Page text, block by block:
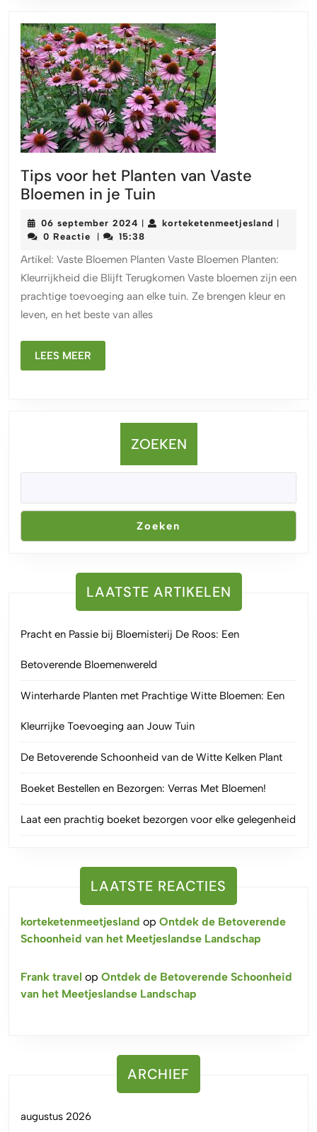
Tips voor het Planten van Vaste
Bloemen in je Tuin
het
van
Vaste
Bloemen
06 september 2024 06
september
| korteketenmeetjesland |
0 Reactie | 15:38
Artikel: Vaste Bloemen Planten Vaste Bloemen Planten:
Kleurrijkheid die Blijft Terugkomen Vaste bloemen zijn een
prachtige toevoeging aan elke tuin. Ze brengen kleur en
leven, en het beste van alles
LEES MEER
MEER
ZOEKEN
Zoeken
LAATSTE ARTIKELEN
Pracht en Passie bij Bloemisterij De Roos: Een
Betoverende Bloemenwereld
Winterharde Planten met Prachtige Witte Bloemen: Een
Kleurrijke Toevoeging aan Jouw Tuin
De Betoverende Schoonheid van de Witte Kelken Plant
Boeket Bestellen en Bezorgen: Verras Met Bloemen!
Laat een prachtig boeket bezorgen voor elke gelegenheid
LAATSTE REACTIES
korteketenmeetjesland op Ontdek de Betoverende
Schoonheid van het Meetjeslandse Landschap
Frank travel op Ontdek de Betoverende Schoonheid
van het Meetjeslandse Landschap
ARCHIEF
augustus 2026